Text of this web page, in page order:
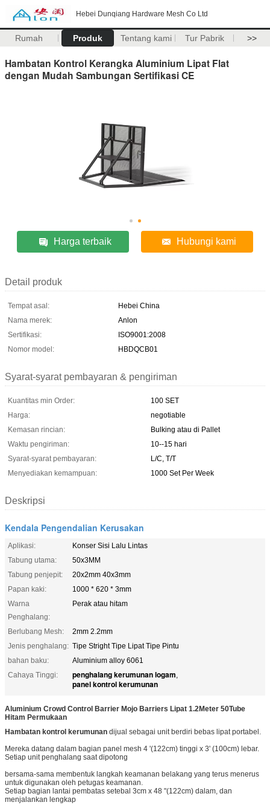
Hebei Dunqiang Hardware Mesh Co Ltd
Rumah Produk Tentang kami Tur Pabrik >>
Hambatan Kontrol Kerangka Aluminium Lipat Flat
dengan Mudah Sambungan Sertifikasi CE
Harga terbaik Hubungi kami
Detail produk
Tempat asal:
Hebei China
Nama merek:
Anlon
Sertifikasi:
ISO9001:2008
Nomor model:
HBDQCB01
Syarat-syarat pembayaran & pengiriman
Kuantitas min Order:
100 SET
Harga:
negotiable
Kemasan rincian:
Bulking atau di Pallet
Waktu pengiriman:
10--15 hari
Syarat-syarat pembayaran:
L/C, T/T
Menyediakan kemampuan:
1000 Set Per Week
Deskripsi
Kendala Pengendalian Kerusakan
Aplikasi:
Konser Sisi Lalu Lintas
Tabung utama:
50x3MM
Tabung penjepit:
20x2mm 40x3mm
Papan kaki:
1000 * 620 * 3mm
Warna
Penghalang:
Perak atau hitam
Berlubang Mesh:
2mm 2.2mm
Jenis penghalang: Tipe Stright Tipe Lipat Tipe Pintu
bahan baku:
Aluminium alloy 6061
Cahaya Tinggi:
penghalang kerumunan logam,
panel kontrol kerumunan
Aluminium Crowd Control Barrier Mojo Barriers Lipat 1.2Meter 50Tube
Hitam Permukaan
Hambatan kontrol kerumunan dijual sebagai unit berdiri bebas lipat portabel.
Mereka datang dalam bagian panel mesh 4 '(122cm) tinggi x 3' (100cm) lebar.
Setiap unit penghalang saat dipotong
bersama-sama membentuk langkah keamanan belakang yang terus menerus
untuk digunakan oleh petugas keamanan.
Setiap bagian lantai pembatas setebal 3cm x 48 "(122cm) dalam, dan
menjalankan lengkap